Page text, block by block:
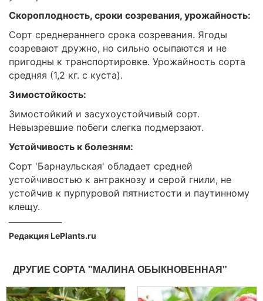
Скороплодность, сроки созревания, урожайность:
Сорт среднераннего срока созревания. Ягоды
созревают дружно, но сильно осыпаются и не
пригодны к транспортировке. Урожайность сорта
средняя (1,2 кг. с куста).
Зимостойкость:
Зимостойкий и засухоустойчивый сорт.
Невызревшие побеги слегка подмерзают.
Устойчивость к болезням:
Сорт 'Барнаульская' обладает средней
устойчивостью к антракнозу и серой гнили, не
устойчив к пурпуровой пятнистости и паутинному
клещу.
Редакция LePlants.ru
ДРУГИЕ СОРТА "МАЛИНА ОБЫКНОВЕННАЯ"